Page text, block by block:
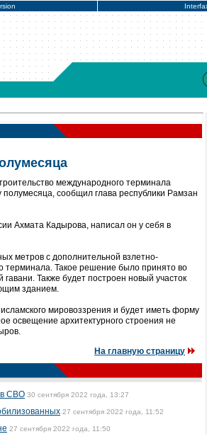
международного терминала
сообщил глава республики Рамзан
Ахмата Кадырова, написал он у себя в
метров с дополнительной взлетно-
терминала. Такое решение было принято во
Также будет построен новый участок
зданием.
мировоззрения и будет иметь форму
освещение архитектурного строения не
На главную страницу
в СВО 30 сентября 2022 года, 13:27
27 сентября 2022 года, 11:52
27 сентября 2022 года, 11:50